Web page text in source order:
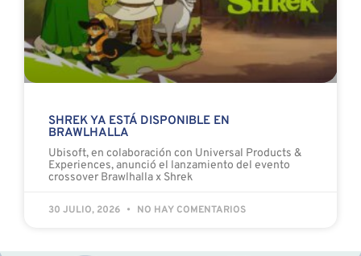
SHREK YA ESTÁ DISPONIBLE EN
BRAWLHALLA
Ubisoft, en colaboración con Universal Products &
Experiences, anunció el lanzamiento del evento
crossover Brawlhalla x Shrek
30 JULIO, 2026 NO HAY COMENTARIOS